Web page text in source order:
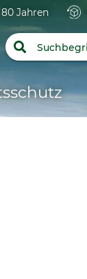
Jahren